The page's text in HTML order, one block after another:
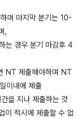
며 마지막 분기는 10-
,
는 경우 분기 마감후 4
NT 제출해야하며 NT
이내에 제출
을 지나 제출하는 것
이 적시에 제출할 수 없